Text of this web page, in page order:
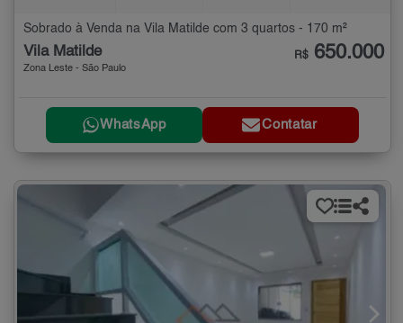
Sobrado à Venda na Vila Matilde com 3 quartos - 170 m²
Vila Matilde
Zona Leste - São Paulo
R$ 650.000
WhatsApp Contatar